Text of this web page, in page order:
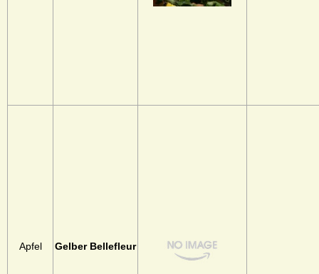
Apfel Gelber Bellefleur